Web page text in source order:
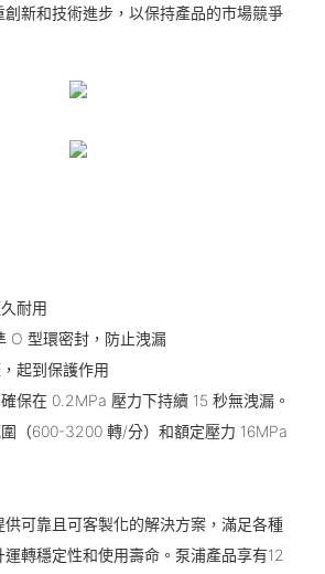
新和技術進步，以保持產品的市場競爭
耐用
O 型環密封，防止洩漏
起到保護作用
保在 0.2MPa 壓力下持續 15 秒無洩漏。
（600-3200 轉/分）和額定壓力 16MPa
可靠且可客製化的解決方案，滿足各種
轉穩定性和使用壽命。泵浦產品享有12